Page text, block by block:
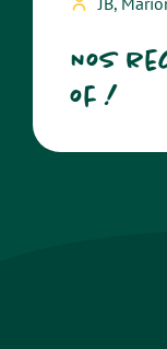
Nos
of !